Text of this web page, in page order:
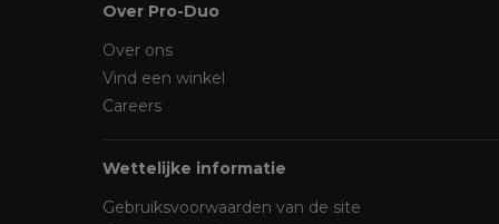
Over Pro-Duo
Over ons
Vind een winkel
Careers
Wettelijke informatie
Gebruiksvoorwaarden van de site